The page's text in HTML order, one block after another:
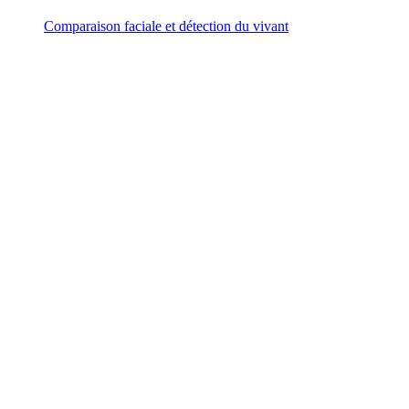
Comparaison faciale et détection du vivant